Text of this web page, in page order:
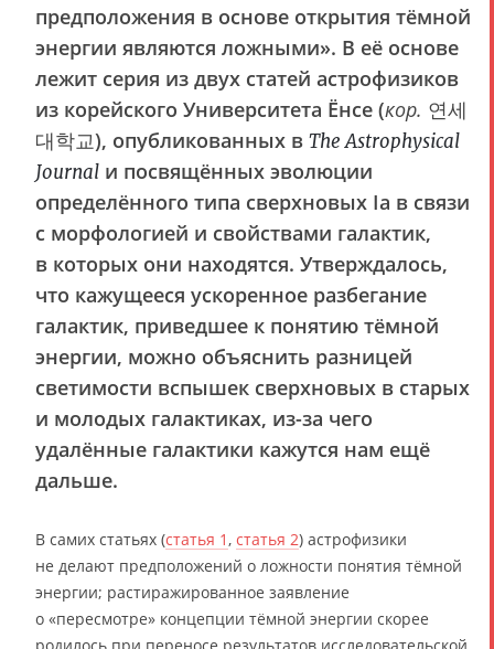
предположения в основе открытия тёмной
энергии являются ложными». В её основе
лежит серия из двух статей астрофизиков
из корейского Университета Ёнсе (кор. 연세
대학교), опубликованных в The Astrophysical
Journal и посвящённых эволюции
определённого типа сверхновых Ia в связи
с морфологией и свойствами галактик,
в которых они находятся. Утверждалось,
что кажущееся ускоренное разбегание
галактик, приведшее к понятию тёмной
энергии, можно объяснить разницей
светимости вспышек сверхновых в старых
и молодых галактиках, из-за чего
удалённые галактики кажутся нам ещё
дальше.
В самих статьях (статья 1 , статья 2) астрофизики
не делают предположений о ложности понятия тёмной
энергии; растиражированное заявление
о «пересмотре» концепции тёмной энергии скорее
родилось при переносе результатов исследовательской